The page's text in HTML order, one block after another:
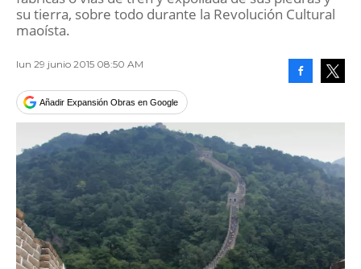
su tierra, sobre todo durante la Revolución Cultural
maoísta.
lun 29 junio 2015 08:50 AM
Añadir Expansión Obras en Google